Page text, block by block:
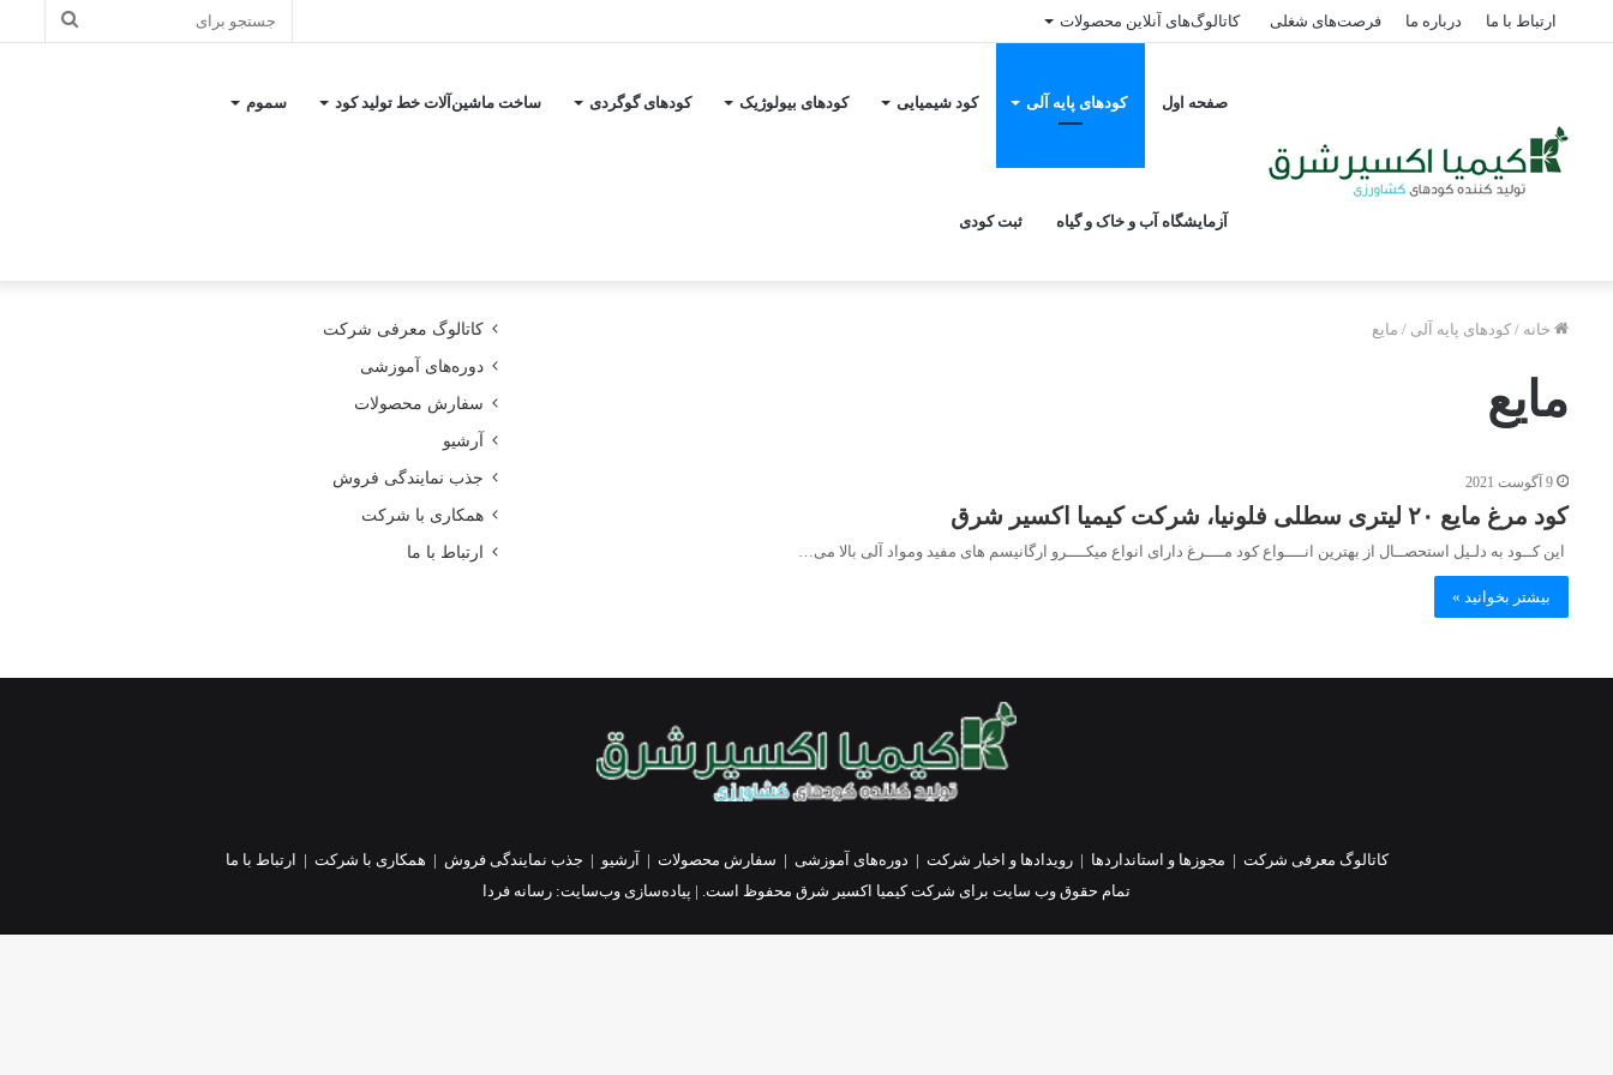
ارتباط با ما درباره ما فرصت‌های شغلی کاتالوگ‌های آنلاین محصولات
صفحه اول کودهای پایه آلی کود شیمیایی کودهای بیولوژیک کودهای گوگردی ساخت ماشین‌آلات خط تولید کود سموم
آزمایشگاه آب و خاک و گیاه ثبت کودی
خانه / کودهای پایه آلی / مایع
مایع
9 آگوست 2021
کود مرغ مایع ۲۰ لیتری سطلی فلونیا، شرکت کیمیا اکسیر شرق
این کــود به دلـیل استحصــال از بهترین انــــواع کود مــــرغ دارای انواع میکــــرو ارگانیسم های مفید ومواد آلی بالا می…
بیشتر بخوانید »
کاتالوگ معرفی شرکت
دوره‌های آموزشی
سفارش محصولات
آرشیو
جذب نمایندگی فروش
همکاری با شرکت
ارتباط با ما
کاتالوگ معرفی شرکت | مجوزها و استانداردها |رویدادها و اخبار شرکت | دوره‌های آموزشی | سفارش محصولات | آرشیو | جذب نمایندگی فروش | همکاری با شرکت | ارتباط با ما
تمام حقوق وب سایت برای شرکت کیمیا اکسیر شرق محفوظ است. | پیاده‌سازی وب‌سایت: رسانه فردا